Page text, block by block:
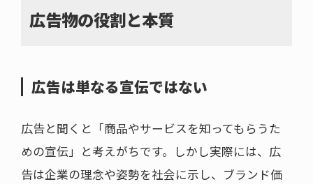
広告物の役割と本質
広告は単なる宣伝ではない
広告と聞くと「商品やサービスを知ってもらうた
めの宣伝」と考えがちです。しかし実際には、広
告は企業の理念や姿勢を社会に示し、ブランド価